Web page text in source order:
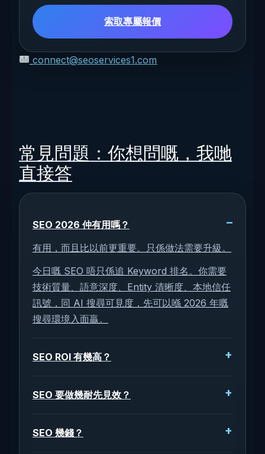
索取專屬報價
connect@seoservices1.com
常見問題：你想問嘅，我哋
直接答
SEO 2026 仲有用嗎？
有用，而且比以前更重要。只係做法需要升級。
今日嘅 SEO 唔只係追 Keyword 排名。你需要
技術質量、語意深度、Entity 清晰度、本地信任
訊號，同 AI 搜尋可見度，先可以喺 2026 年嘅
搜尋環境入面贏。
SEO ROI 有幾高？
SEO 要做幾耐先見效？
SEO 幾錢？